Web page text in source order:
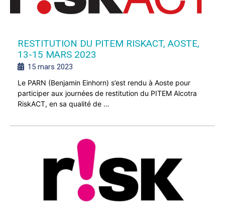
RESTITUTION DU PITEM RISKACT, AOSTE,
13-15 MARS 2023
15 mars 2023
Le PARN (Benjamin Einhorn) s’est rendu à Aoste pour
participer aux journées de restitution du PITEM Alcotra
RiskACT, en sa qualité de …